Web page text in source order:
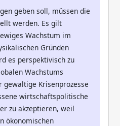
geben soll, müssen die
werden. Es gilt
Wachstum im
Gründen
es perspektivisch zu
Wachstums
Krisenprozesse
wirtschaftspolitische
zu akzeptieren, weil
ökonomischen